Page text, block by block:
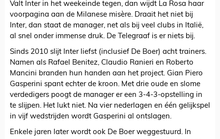
Valt Inter in het weekeinde tegen, dan wijdt La Rosa haar
voorpagina aan de Milanese misère. Draait het niet bij
Inter, dan staat de manager, net als bij veel clubs in Italië,
al snel onder immense druk. De Telegraaf is er niets bij.
Sinds 2010 slijt Inter liefst (inclusief De Boer) acht trainers.
Namen als Rafael Benitez, Claudio Ranieri en Roberto
Mancini branden hun handen aan het project. Gian Piero
Gasperini spant echter de kroon. Met drie oude en slome
verdedigers poogt de manager er een 3-4-3-opstelling in
te slijpen. Het lukt niet. Na vier nederlagen en één gelijkspel
in vijf wedstrijden wordt Gasperini al ontslagen.
Enkele jaren later wordt ook De Boer weggestuurd. In